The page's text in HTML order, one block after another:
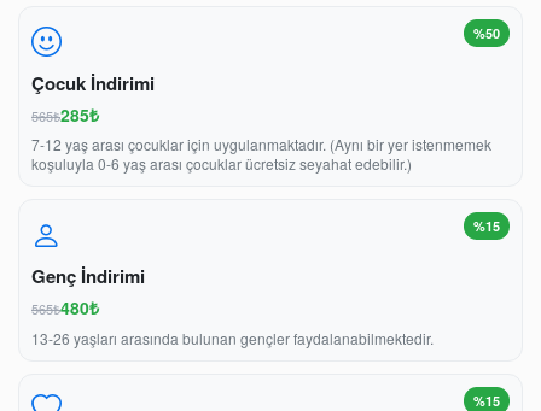
%50
Çocuk İndirimi
565₺285₺
7-12 yaş arası çocuklar için uygulanmaktadır. (Aynı bir yer istenmemek
koşuluyla 0-6 yaş arası çocuklar ücretsiz seyahat edebilir.)
%15
Genç İndirimi
565₺480₺
13-26 yaşları arasında bulunan gençler faydalanabilmektedir.
%15